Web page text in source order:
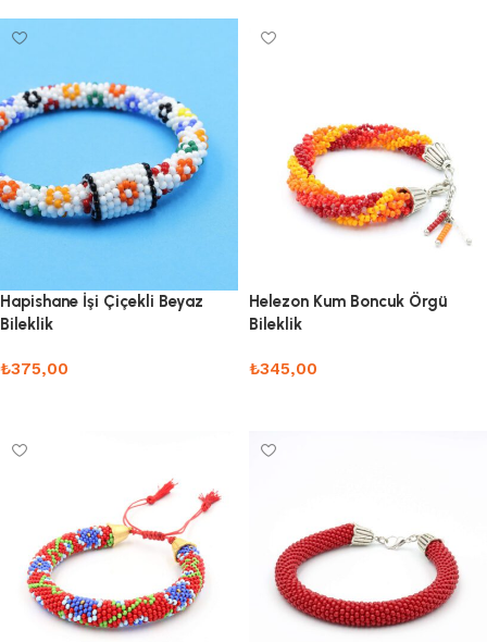
Hapishane İşi Çiçekli Beyaz
Bileklik
₺375,00
Helezon Kum Boncuk Örgü
Bileklik
₺345,00